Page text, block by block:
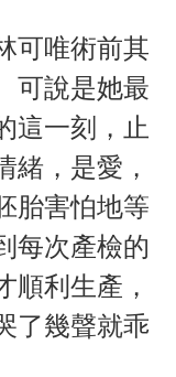
可唯術前其
可說是她最
這一刻，止
緒，是愛，
胎害怕地等
每次產檢的
順利生產，
了幾聲就乖